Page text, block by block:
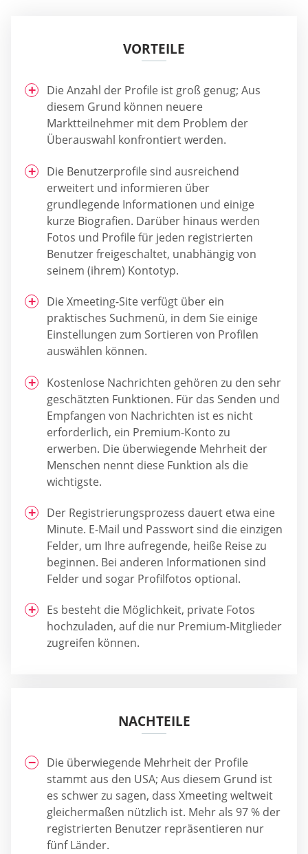
VORTEILE
Die Anzahl der Profile ist groß genug; Aus
diesem Grund können neuere
Marktteilnehmer mit dem Problem der
Überauswahl konfrontiert werden.
Die Benutzerprofile sind ausreichend
erweitert und informieren über
grundlegende Informationen und einige
kurze Biografien. Darüber hinaus werden
Fotos und Profile für jeden registrierten
Benutzer freigeschaltet, unabhängig von
seinem (ihrem) Kontotyp.
Die Xmeeting-Site verfügt über ein
praktisches Suchmenü, in dem Sie einige
Einstellungen zum Sortieren von Profilen
auswählen können.
Kostenlose Nachrichten gehören zu den sehr
geschätzten Funktionen. Für das Senden und
Empfangen von Nachrichten ist es nicht
erforderlich, ein Premium-Konto zu
erwerben. Die überwiegende Mehrheit der
Menschen nennt diese Funktion als die
wichtigste.
Der Registrierungsprozess dauert etwa eine
Minute. E-Mail und Passwort sind die einzigen
Felder, um Ihre aufregende, heiße Reise zu
beginnen. Bei anderen Informationen sind
Felder und sogar Profilfotos optional.
Es besteht die Möglichkeit, private Fotos
hochzuladen, auf die nur Premium-Mitglieder
zugreifen können.
NACHTEILE
Die überwiegende Mehrheit der Profile
stammt aus den USA; Aus diesem Grund ist
es schwer zu sagen, dass Xmeeting weltweit
gleichermaßen nützlich ist. Mehr als 97 % der
registrierten Benutzer repräsentieren nur
fünf Länder.